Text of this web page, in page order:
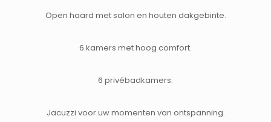
Open haard met salon en houten dakgebinte.
6 kamers met hoog comfort.
6 privébadkamers.
Jacuzzi voor uw momenten van ontspanning.